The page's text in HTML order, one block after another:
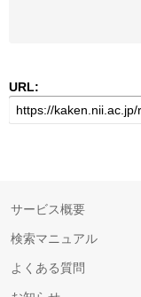
URL:
サービス概要
検索マニュアル
よくある質問